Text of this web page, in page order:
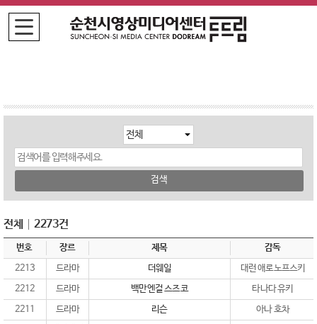
검색
전체 2273건
번호 장르 제목
감독
2213
드라마 더웨일
대런 애로노프스키
2212
드라마 백만엔걸 스즈코
타나다 유키
2211
드라마 리슨 아나 호차